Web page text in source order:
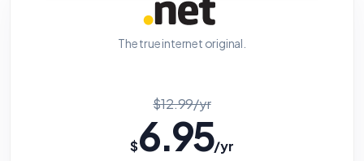
The true internet original.
$12.99/yr
$6.95/yr